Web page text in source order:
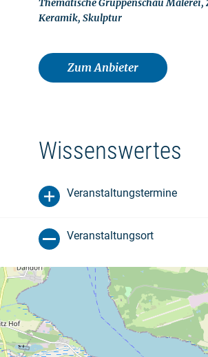
Thematische Gruppenschau Malerei,
Keramik, Skulptur
Zum Anbieter
Wissenswertes
Veranstaltungstermine
Veranstaltungsort